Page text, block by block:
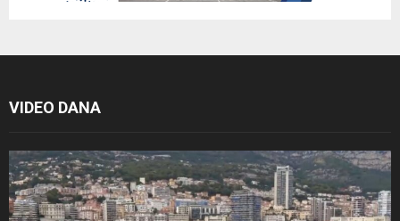
VIDEO DANA